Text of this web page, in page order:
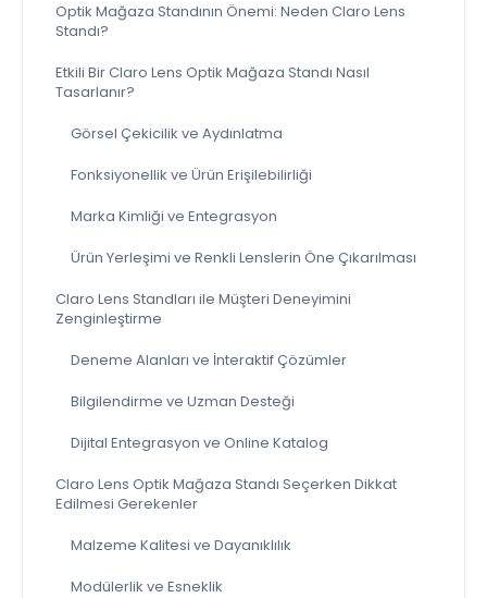
Optik Mağaza Standının Önemi: Neden Claro Lens
Standı?
Etkili Bir Claro Lens Optik Mağaza Standı Nasıl
Tasarlanır?
Görsel Çekicilik ve Aydınlatma
Fonksiyonellik ve Ürün Erişilebilirliği
Marka Kimliği ve Entegrasyon
Ürün Yerleşimi ve Renkli Lenslerin Öne Çıkarılması
Claro Lens Standları ile Müşteri Deneyimini
Zenginleştirme
Deneme Alanları ve İnteraktif Çözümler
Bilgilendirme ve Uzman Desteği
Dijital Entegrasyon ve Online Katalog
Claro Lens Optik Mağaza Standı Seçerken Dikkat
Edilmesi Gerekenler
Malzeme Kalitesi ve Dayanıklılık
Modülerlik ve Esneklik